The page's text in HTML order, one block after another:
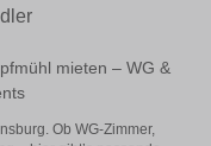
mieten – WG &
Ob WG-Zimmer,